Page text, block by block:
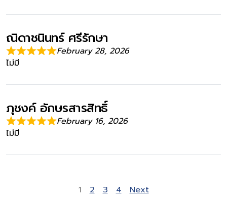
ณิดาชนินทร์ ศรีรักษา
February 28, 2026
ไม่มี
ภุชงค์ อักษรสารสิทธิ์
February 16, 2026
ไม่มี
Site Reviews
Page
1 Page
2 Page
3 Page
4 Next